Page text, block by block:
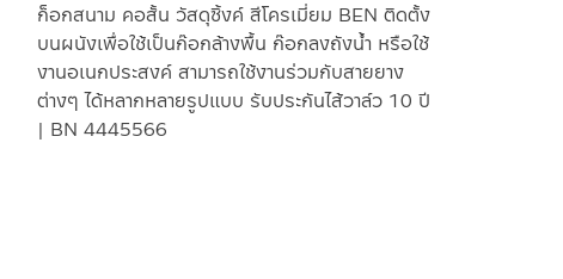
ก็อกสนาม คอสั้น วัสดุซิ้งค์ สีโครเมี่ยม BEN ติดตั้ง
บนผนังเพื่อใช้เป็นก๊อกล้างพื้น ก๊อกลงถังน้ำ หรือใช้
งานอเนกประสงค์ สามารถใช้งานร่วมกับสายยาง
ต่างๆ ได้หลากหลายรูปแบบ รับประกันไส้วาล์ว 10 ปี
| BN 4445566